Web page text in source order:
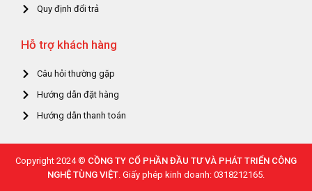
Quy định đổi trả
Hỗ trợ khách hàng
Câu hỏi thường gặp
Hướng dẫn đặt hàng
Hướng dẫn thanh toán
Copyright 2024 © CỒNG TY CỔ PHẦN ĐẦU TƯ VÀ PHÁT TRIỂN CÔNG
NGHỆ TÙNG VIỆT. Giấy phép kinh doanh: 0318212165.